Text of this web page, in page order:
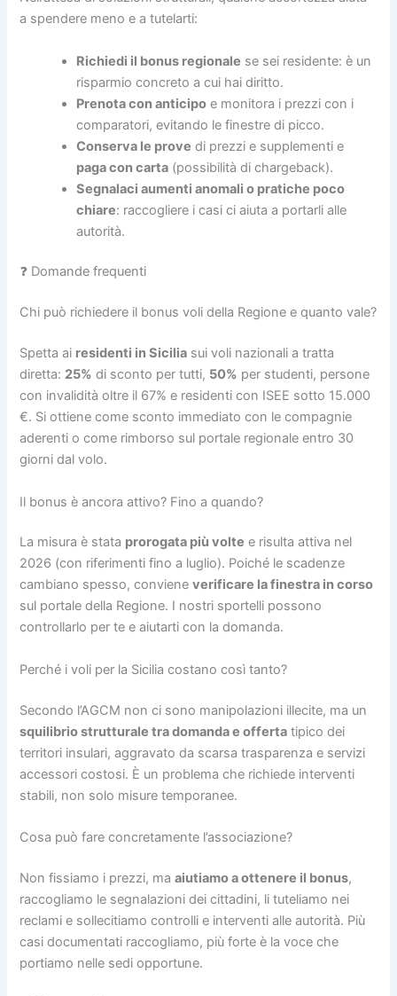
a spendere meno e a tutelarti:
Richiedi il bonus regionale se sei residente: è un
risparmio concreto a cui hai diritto.
Prenota con anticipo e monitora i prezzi con i
comparatori, evitando le finestre di picco.
Conserva le prove di prezzi e supplementi e
paga con carta (possibilità di chargeback).
Segnalaci aumenti anomali o pratiche poco
chiare: raccogliere i casi ci aiuta a portarli alle
autorità.
❓ Domande frequenti
Chi può richiedere il bonus voli della Regione e quanto vale?
Spetta ai residenti in Sicilia sui voli nazionali a tratta
diretta: 25% di sconto per tutti, 50% per studenti, persone
con invalidità oltre il 67% e residenti con ISEE sotto 15.000
€. Si ottiene come sconto immediato con le compagnie
aderenti o come rimborso sul portale regionale entro 30
giorni dal volo.
Il bonus è ancora attivo? Fino a quando?
La misura è stata prorogata più volte e risulta attiva nel
2026 (con riferimenti fino a luglio). Poiché le scadenze
cambiano spesso, convieneverificare la finestra in corso
sul portale della Regione. I nostri sportelli possono
controllarlo per te e aiutarti con la domanda.
Perché i voli per la Sicilia costano così tanto?
Secondo l’AGCM non ci sono manipolazioni illecite, ma un
squilibrio strutturale tra domanda e offerta tipico dei
territori insulari, aggravato da scarsa trasparenza e servizi
accessori costosi. È un problema che richiede interventi
stabili, non solo misure temporanee.
Cosa può fare concretamente l’associazione?
Non fissiamo i prezzi, maaiutiamo a ottenere il bonus,
raccogliamo le segnalazioni dei cittadini, li tuteliamo nei
reclami e sollecitiamo controlli e interventi alle autorità. Più
casi documentati raccogliamo, più forte è la voce che
portiamo nelle sedi opportune.